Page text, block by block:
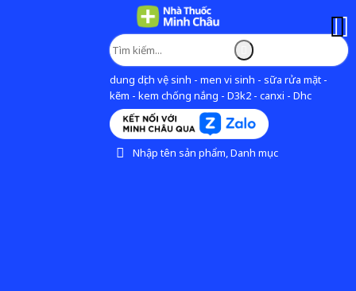
dung dịch vệ sinh - men vi sinh - sữa rửa mặt -
kẽm - kem chống nắng - D3k2 - canxi - Dhc
Nhập tên sản phẩm, Danh mục